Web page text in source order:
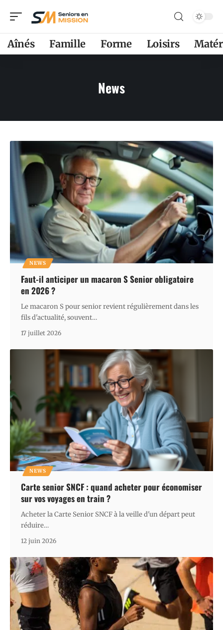
Aînés Famille Forme Loisirs
News
NEWS
Faut-il anticiper un macaron S Senior obligatoire
en 2026 ?
Le macaron S pour senior revient régulièrement dans les
fils d'actualité, souvent…
17 juillet 2026
NEWS
Carte senior SNCF : quand acheter pour économiser
sur vos voyages en train ?
Acheter la Carte Senior SNCF à la veille d'un départ peut
réduire…
12 juin 2026